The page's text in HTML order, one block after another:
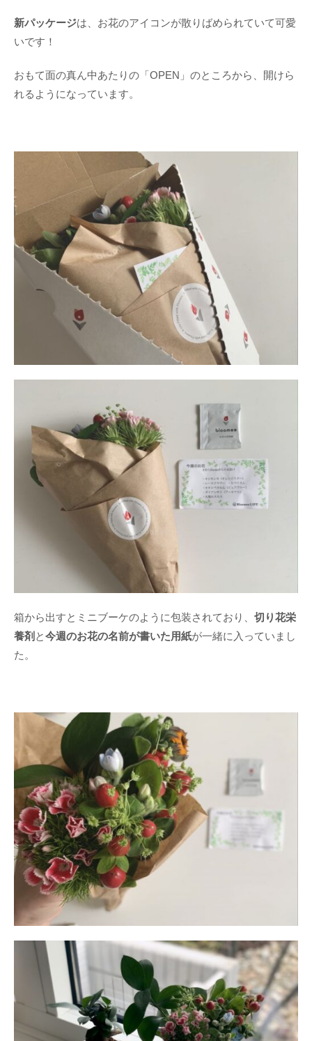
新パッケージは、お花のアイコンが散りばめられていて可愛
いです！
おもて面の真ん中あたりの「OPEN」のところから、開けら
れるようになっています。
箱から出すとミニブーケのように包装されており、 切り花栄
養剤 と今週のお花の名前が書いた用紙が一緒に入っていまし
た。